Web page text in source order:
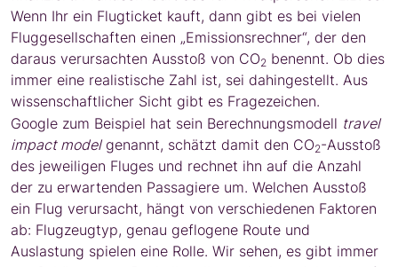
Wenn Ihr ein Flugticket kauft, dann gibt es bei vielen
Fluggesellschaften einen „Emissionsrechner“, der den
daraus verursachten Ausstoß von CO2 benennt. Ob dies
immer eine realistische Zahl ist, sei dahingestellt. Aus
wissenschaftlicher Sicht gibt es Fragezeichen.
Google zum Beispiel hat sein Berechnungsmodell travel
impact modelgenannt, schätzt damit den CO2-Ausstoß
des jeweiligen Fluges und rechnet ihn auf die Anzahl
der zu erwartenden Passagiere um. Welchen Ausstoß
ein Flug verursacht, hängt von verschiedenen Faktoren
ab: Flugzeugtyp, genau geflogene Route und
Auslastung spielen eine Rolle. Wir sehen, es gibt immer